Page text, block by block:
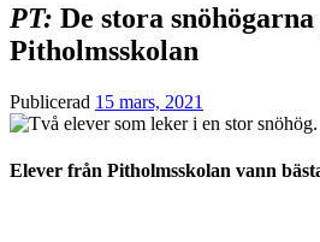
PT: De stora snöhögarna
Pitholmsskolan
Publicerad 15 mars, 2021
Elever från Pitholmsskolan vann